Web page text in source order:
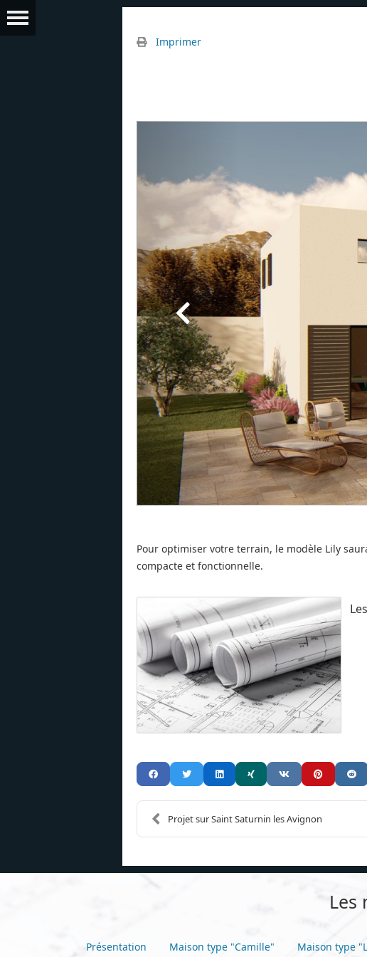
Imprimer
Pour optimiser votre terrain, le modèle Lily
compacte et fonctionnelle.
Projet sur Saint Saturnin les Avignon
Les
Présentation Maison type "Camille" Maison type